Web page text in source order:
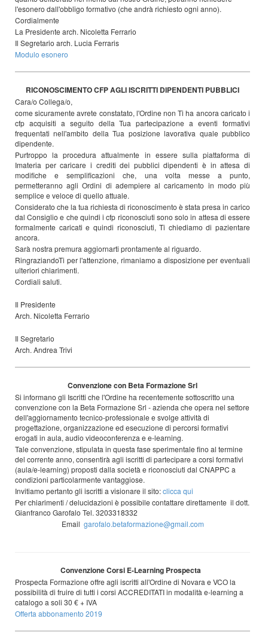
l'esonero dall'obbligo formativo (che andrà richiesto ogni anno).
Cordialmente
La Presidente arch. Nicoletta Ferrario
Il Segretario arch. Lucia Ferraris
Modulo esonero
RICONOSCIMENTO CFP AGLI ISCRITTI DIPENDENTI PUBBLICI
Cara/o Collega/o,
come sicuramente avrete constatato, l'Ordine non Ti ha ancora caricato i
cfp acquisiti a seguito della Tua partecipazione a eventi formativi
frequentati nell'ambito della Tua posizione lavorativa quale pubblico
dipendente.
Purtroppo la procedura attualmente in essere sulla piattaforma di
Imateria per caricare i crediti dei pubblici dipendenti è in attesa di
modifiche e semplificazioni che, una volta messe a punto,
permetteranno agli Ordini di adempiere al caricamento in modo più
semplice e veloce di quello attuale.
Considerato che la tua richiesta di riconoscimento è stata presa in carico
dal Consiglio e che quindi i cfp riconosciuti sono solo in attesa di essere
formalmente caricati e quindi riconosciuti, Ti chiediamo di pazientare
ancora.
Sarà nostra premura aggiornarti prontamente al riguardo.
RingraziandoTi per l'attenzione, rimaniamo a disposizione per eventuali
ulteriori chiarimenti.
Cordiali saluti.
Il Presidente
Arch. Nicoletta Ferrario
Il Segretario
Arch. Andrea Trivi
Convenzione con Beta Formazione Srl
Si informano gli Iscritti che l'Ordine ha recentemente sottoscritto una
convenzione con la Beta Formazione Srl - azienda che opera nel settore
dell'aggiornamento tecnico-professionale e svolge attività di
progettazione, organizzazione ed esecuzione di percorsi formativi
erogati in aula, audio videoconferenza e e-learning.
Tale convenzione, stipulata in questa fase sperimentale fino al termine
del corrente anno, consentirà agli iscritti di partecipare a corsi formativi
(aula/e-learning) proposti dalla società e riconosciuti dal CNAPPC a
condizioni particolarmente vantaggiose.
Invitiamo pertanto gli iscritti a visionare il sito:clicca qui
Per chiarimenti / delucidazioni è possibile contattare direttamente il dott.
Gianfranco Garofalo Tel. 3203318332
Email garofalo.betaformazione@gmail.com
Convenzione Corsi E-Learning Prospecta
Prospecta Formazione offre agli iscritti all'Ordine di Novara e VCO la
possibilità di fruire di tutti i corsi ACCREDITATI in modalità e-learning a
catalogo a soli 30 € + IVA
Offerta abbonamento 2019